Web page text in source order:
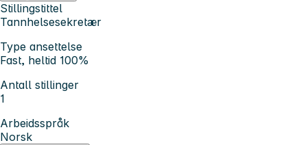
Stillingstittel
Tannhelsesekretær
Type ansettelse
Fast, heltid 100%
Antall stillinger
1
Arbeidsspråk
Norsk